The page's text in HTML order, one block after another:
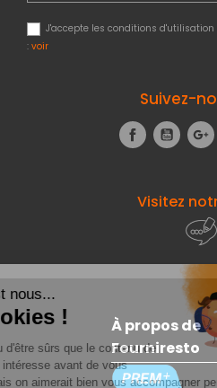
J'accepte les conditions
: voir
Suivez-
Facebook
Visitez
À propos de
Fourniresto